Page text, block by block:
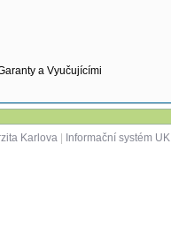
a Vyučujícími
Karlova| Informační systém UK